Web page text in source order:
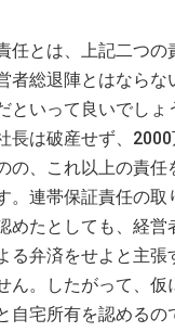
任とは、上記二つの
者総退陣とはならな
といって良いでしょ
長は破産せず、
の、これ以上の責任
。連帯保証責任の取
めたとしても、経営
る弁済をせよと主張
ん。したがって、仮
自宅所有を認めるの